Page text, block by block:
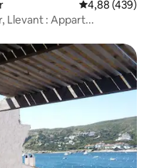
Évaluation
4,88 (439)
Llevant : Appart...